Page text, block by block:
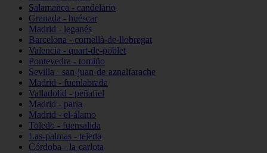
Salamanca - candelario
Granada - huéscar
Madrid - leganés
Barcelona - cornellà-de-llobregat
Valencia - quart-de-poblet
Pontevedra - tomiño
Sevilla - san-juan-de-aznalfarache
Madrid - fuenlabrada
Valladolid - peñafiel
Madrid - parla
Madrid - el-álamo
Toledo - fuensalida
Las-palmas - tejeda
Córdoba - la-carlota